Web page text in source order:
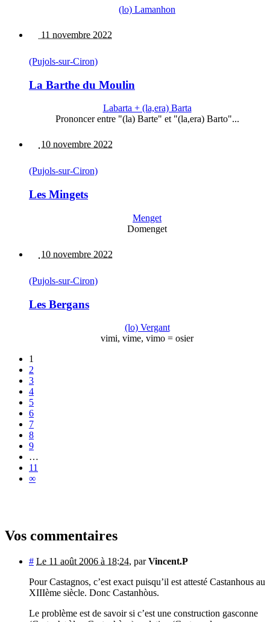
(lo) Lamanhon
11 novembre 2022
(Pujols-sur-Ciron)
La Barthe du Moulin
Labarta + (la,era) Barta
Prononcer entre "(la) Barte" et "(la,era) Barto"...
10 novembre 2022
(Pujols-sur-Ciron)
Les Mingets
Menget
Domenget
10 novembre 2022
(Pujols-sur-Ciron)
Les Bergans
(lo) Vergant
vimi, vime, vimo = osier
1
2
3
4
5
6
7
8
9
…
11
∞
Vos commentaires
# Le 11 août 2006 à 18:24, parVincent.P
Pour Castagnos, c’est exact puisqu’il est attesté Castanhous au
XIIIème siècle. Donc Castanhòus.
Le problème est de savoir si c’est une construction gasconne